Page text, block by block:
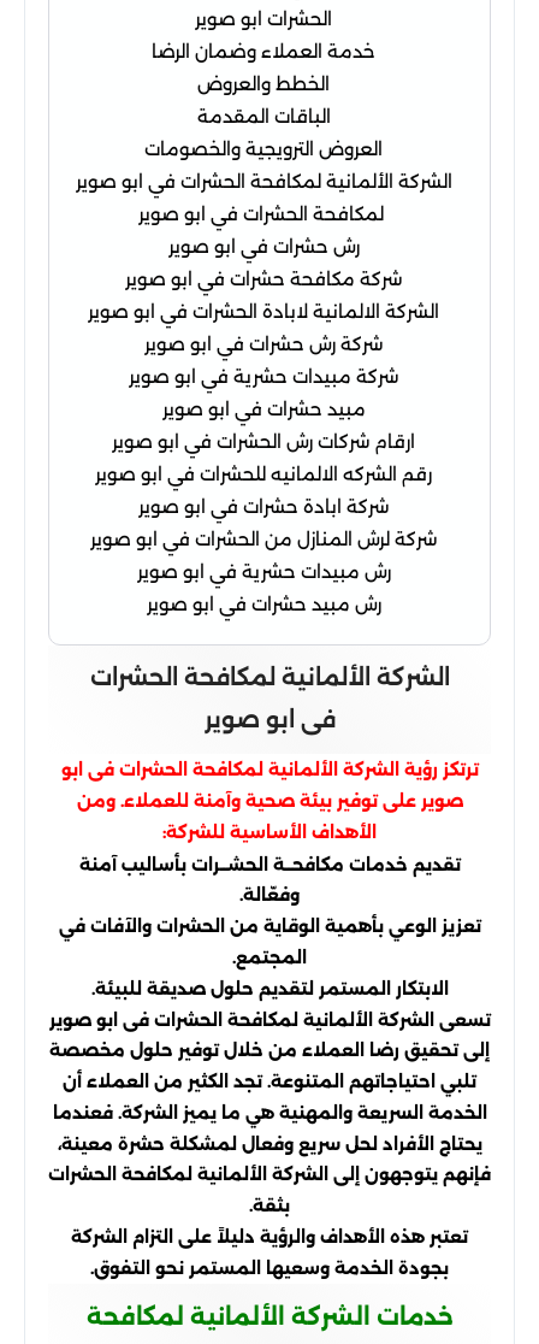
الحشرات ابو صوير
خدمة العملاء وضمان الرضا
الخطط والعروض
الباقات المقدمة
العروض الترويجية والخصومات
الشركة الألمانية لمكافحة الحشرات في ابو صوير
لمكافحة الحشرات في ابو صوير
رش حشرات في ابو صوير
شركة مكافحة حشرات في ابو صوير
الشركة الالمانية لابادة الحشرات في ابو صوير
شركة رش حشرات في ابو صوير
شركة مبيدات حشرية في ابو صوير
مبيد حشرات في ابو صوير
ارقام شركات رش الحشرات في ابو صوير
رقم الشركه الالمانيه للحشرات في ابو صوير
شركة ابادة حشرات في ابو صوير
شركة لرش المنازل من الحشرات في ابو صوير
رش مبيدات حشرية في ابو صوير
رش مبيد حشرات في ابو صوير
الشركة الألمانية لمكافحة الحشرات
فى ابو صوير
ترتكز رؤية الشركة الألمانية لمكافحة الحشرات فى ابو
صوير على توفير بيئة صحية وآمنة للعملاء. ومن
الأهداف الأساسية للشركة:
تقديم خدمات مكافحــة الحشــرات بأساليب آمنة
وفعّالة.
تعزيز الوعي بأهمية الوقاية من الحشرات والآفات في
المجتمع.
الابتكار المستمر لتقديم حلول صديقة للبيئة.
تسعى الشركة الألمانية لمكافحة الحشرات فى ابو صوير
إلى تحقيق رضا العملاء من خلال توفير حلول مخصصة
تلبي احتياجاتهم المتنوعة. تجد الكثير من العملاء أن
الخدمة السريعة والمهنية هي ما يميز الشركة. فعندما
يحتاج الأفراد لحل سريع وفعال لمشكلة حشرة معينة،
فإنهم يتوجهون إلى الشركة الألمانية لمكافحة الحشرات
بثقة.
تعتبر هذه الأهداف والرؤية دليلاً على التزام الشركة
بجودة الخدمة وسعيها المستمر نحو التفوق.
خدمات الشركة الألمانية لمكافحة